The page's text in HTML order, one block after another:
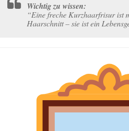
Wichtig zu wissen:
“Eine freche Kurzhaarfrisur ist
Haarschnitt – sie ist ein